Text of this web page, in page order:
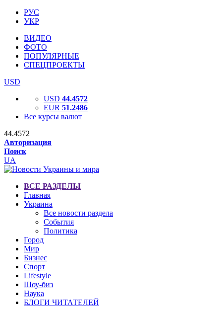
РУС
УКР
ВИДЕО
ФОТО
ПОПУЛЯРНЫЕ
СПЕЦПРОЕКТЫ
USD
USD 44.4572
EUR 51.2486
Все курсы валют
44.4572
Авторизация
Поиск
UA
ВСЕ РАЗДЕЛЫ
Главная
Украина
Все новости раздела
События
Политика
Город
Мир
Бизнес
Спорт
Lifestyle
Шоу-биз
Наука
БЛОГИ ЧИТАТЕЛЕЙ